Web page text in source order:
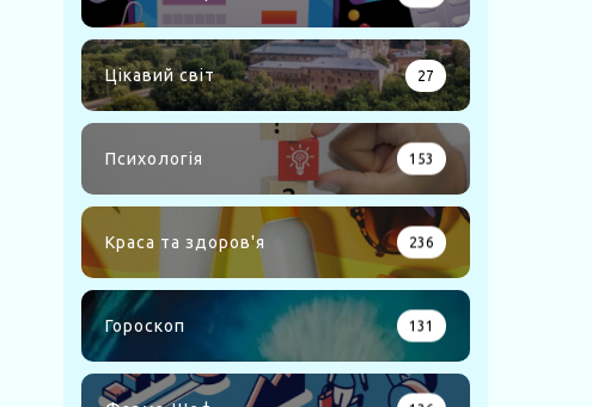
Цікавий світ 27
Психологія 153
Краса та здоров'я 236
Гороскоп 131